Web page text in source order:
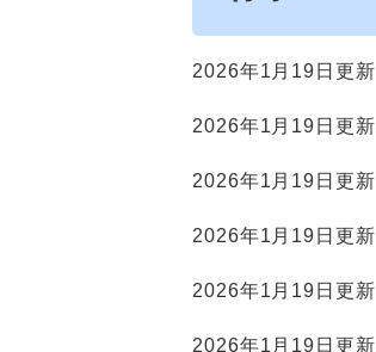
2026年1月19日更新
2026年1月19日更新
2026年1月19日更新
2026年1月19日更新
2026年1月19日更新
2026年1月19日更新